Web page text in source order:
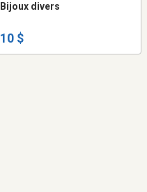
Bijoux divers
10 $